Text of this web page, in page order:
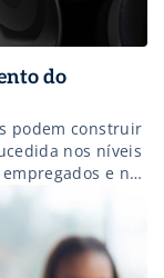
do
podem construir
nos níveis
e na